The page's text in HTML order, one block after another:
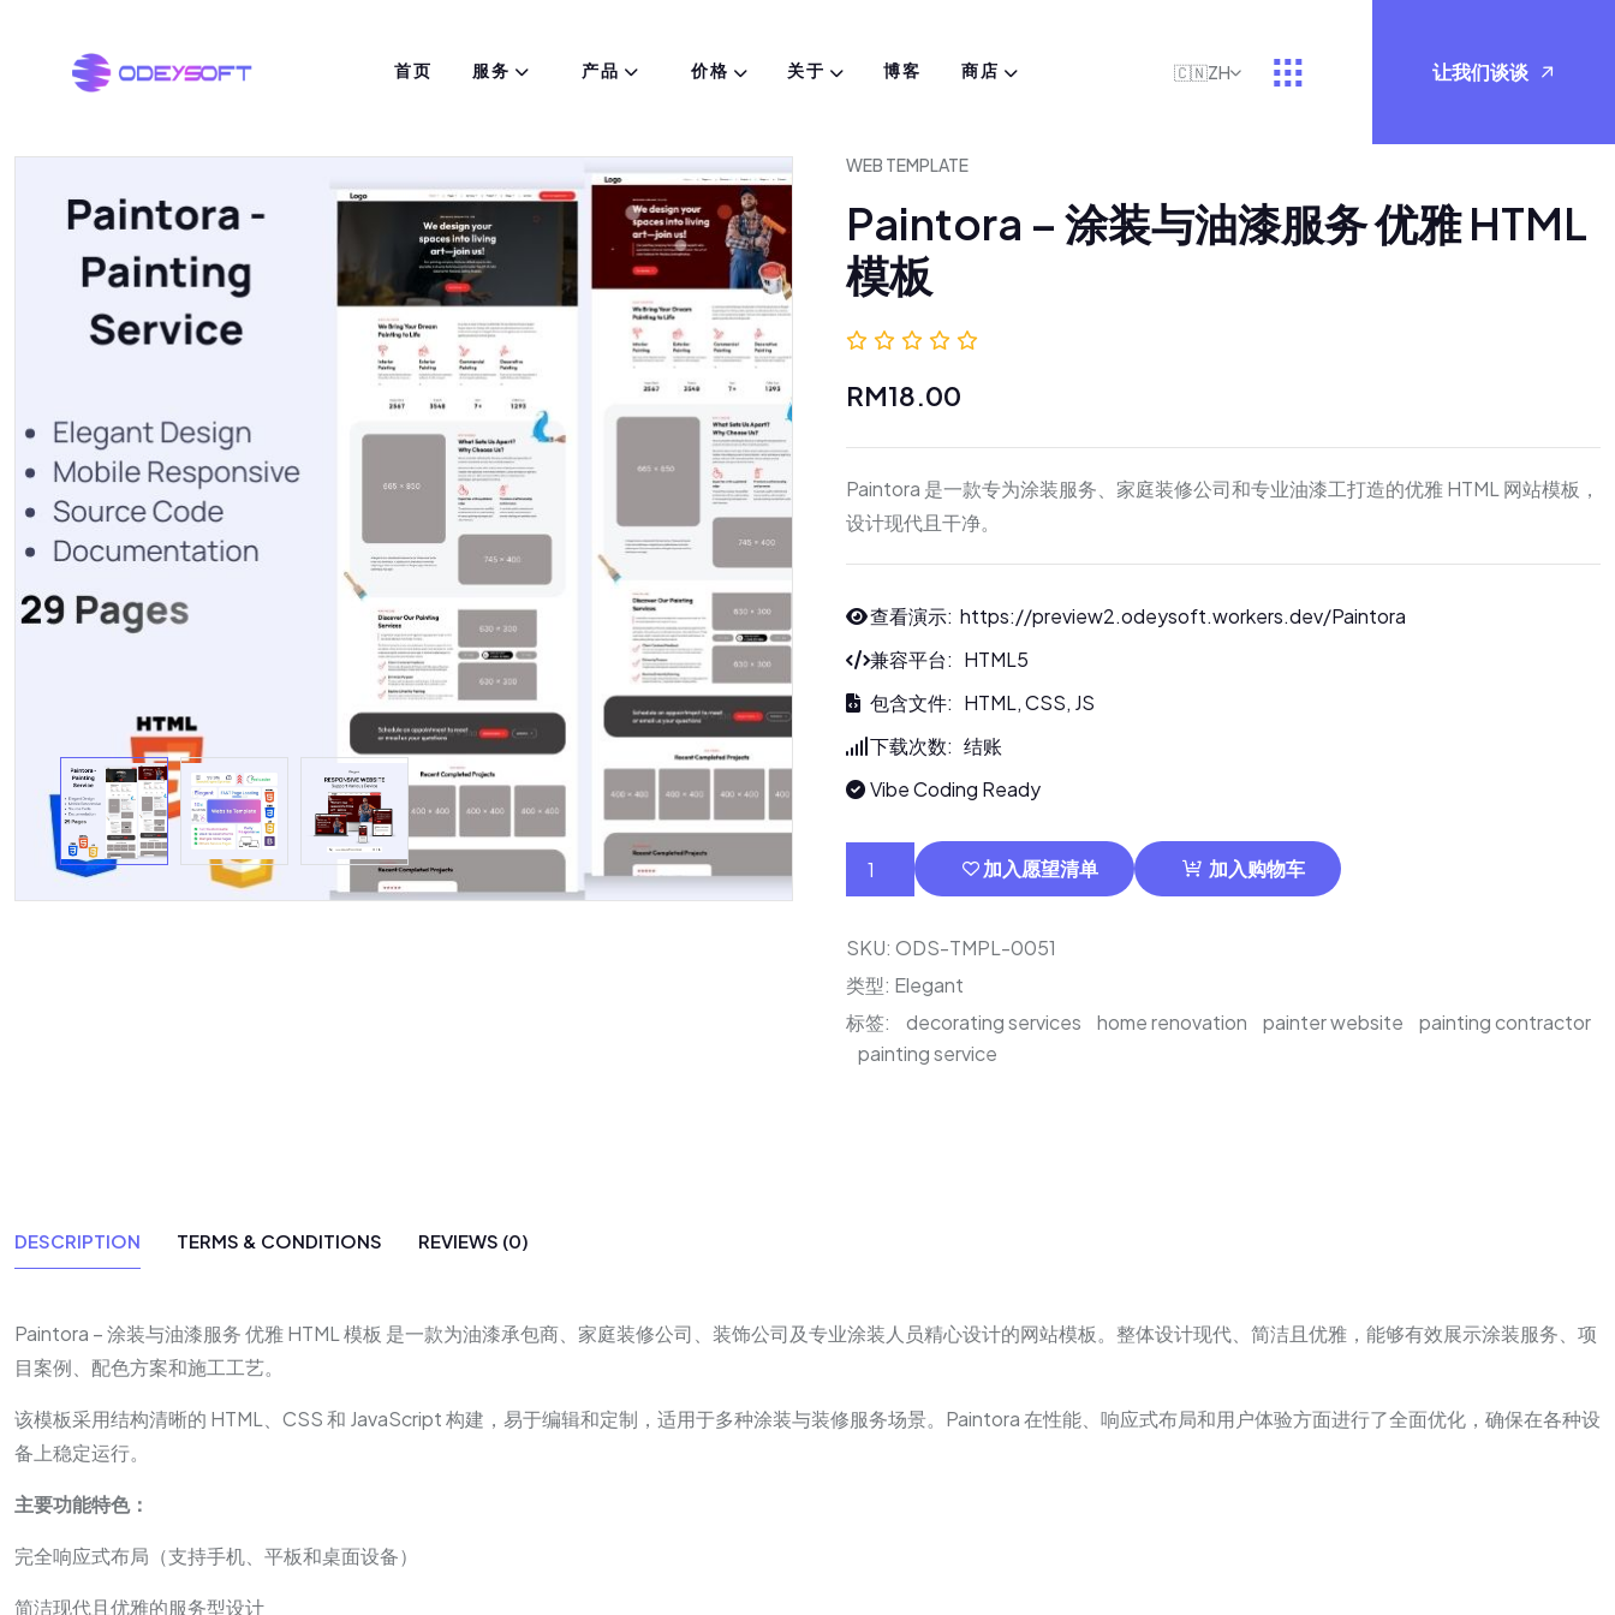
首页 服务 产品 价格 关于 博客 商店 🇨🇳ZH 让我们谈谈
WEB TEMPLATE
Paintora – 涂装与油漆服务 优雅 HTML
模板
RM18.00
Paintora 是一款专为涂装服务、家庭装修公司和专业油漆工打造的优雅 HTML 网站模板，
设计现代且干净。
查看演示: https://preview2.odeysoft.workers.dev/Paintora
兼容平台: HTML5
包含文件: HTML, CSS, JS
下载次数: 结账
Vibe Coding Ready
加入愿望清单 加入购物车
SKU: ODS-TMPL-0051
类型: Elegant
标签:
decorating services home renovation painter website
painting contractor
painting service
DESCRIPTION TERMS & CONDITIONS REVIEWS (0)
Paintora – 涂装与油漆服务 优雅 HTML 模板 是一款为油漆承包商、家庭装修公司、装饰公司及专业涂装人员精心设计的网站模板。整体设计现代、简洁且优雅，能够有效展示涂装服务、项
目案例、配色方案和施工工艺。
该模板采用结构清晰的 HTML、CSS 和 JavaScript 构建，易于编辑和定制，适用于多种涂装与装修服务场景。Paintora 在性能、响应式布局和用户体验方面进行了全面优化，确保在各种设
备上稳定运行。
主要功能特色：
完全响应式布局（支持手机、平板和桌面设备）
简洁现代且优雅的服务型设计